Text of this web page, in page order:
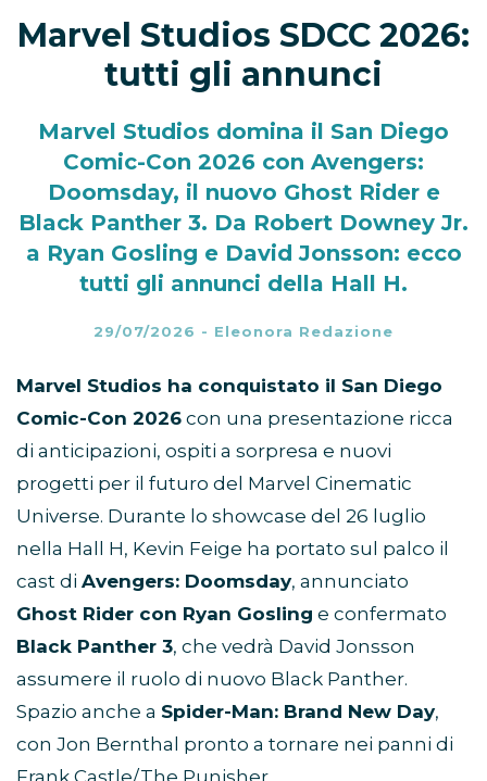
Marvel Studios SDCC 2026:
tutti gli annunci
Marvel Studios domina il San Diego
Comic-Con 2026 con Avengers:
Doomsday, il nuovo Ghost Rider e
Black Panther 3. Da Robert Downey Jr.
a Ryan Gosling e David Jonsson: ecco
tutti gli annunci della Hall H.
29/07/2026 - Eleonora Redazione
Marvel Studios ha conquistato il San Diego
Comic-Con 2026 con una presentazione ricca
di anticipazioni, ospiti a sorpresa e nuovi
progetti per il futuro del Marvel Cinematic
Universe. Durante lo showcase del 26 luglio
nella Hall H, Kevin Feige ha portato sul palco il
cast di Avengers: Doomsday, annunciato
Ghost Rider con Ryan Gosling e confermato
Black Panther 3, che vedrà David Jonsson
assumere il ruolo di nuovo Black Panther.
Spazio anche a Spider-Man: Brand New Day,
con Jon Bernthal pronto a tornare nei panni di